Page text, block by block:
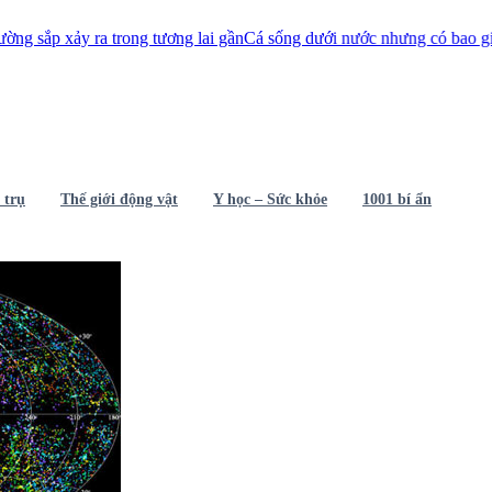
xảy ra trong tương lai gầnCá sống dưới nước nhưng có bao giờ
trụ Thế giới động vật Y học – Sức khỏe 1001 bí ẩn